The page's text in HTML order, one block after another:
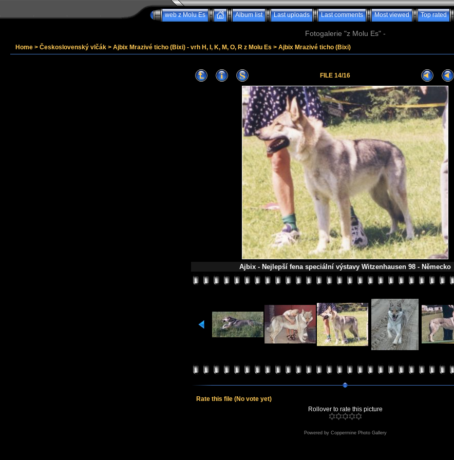
web z Molu Es Album list Last uploads Last comments Most viewed Top rated
Fotogalerie "z Molu Es" -
Home > Československý vlčák > Ajbix Mrazivé ticho (Bixi) - vrh H, I, K, M, O, R z Molu Es > Ajbix Mrazivé ticho (Bixi)
FILE 14/16
Ajbix - Nejlepší fena speciální výstavy Witzenhausen 98 - Německo
Rate this file (No vote yet)
Rollover to rate this picture
Powered by Coppermine Photo Gallery